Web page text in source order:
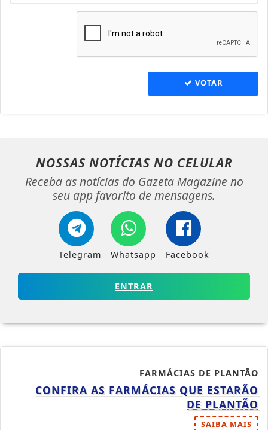
VOTAR
NOSSAS NOTÍCIAS NO CELULAR
Receba as notícias do Gazeta Magazine no
seu app favorito de mensagens.
Telegram Whatsapp Facebook
ENTRAR
FARMÁCIAS DE PLANTÃO
CONFIRA AS FARMÁCIAS QUE ESTARÃO
DE PLANTÃO
SAIBA MAIS